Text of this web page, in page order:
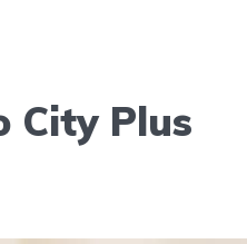
City Plus